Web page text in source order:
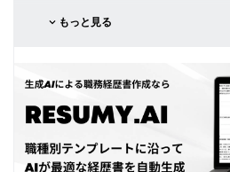
8. Uターン転職による退職
最強の退職理由を状況に応じて使
の効果的なアプローチ
IT業界での最強退職理由と
営業職・事務職における最
もっと見る